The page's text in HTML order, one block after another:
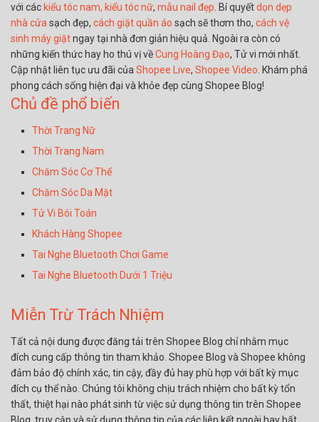
với các kiểu tóc nam, kiểu tóc nữ, mẫu nail đẹp . Bí quyếtdọn dẹp
nhà cửa sạch đẹp, cách giặt quần áo sạch sẽ thơm tho, cách vệ
sinh máy giặtngay tại nhà đơn giản hiệu quả. Ngoài ra còn có
những kiến thức hay ho thú vị vềCung Hoàng Đạo, Tử vi mới nhất.
Cập nhật liên tục ưu đãi của Shopee Live, Shopee Video . Khám phá
phong cách sống hiện đại và khỏe đẹp cùng Shopee Blog!
Chủ đề phổ biến
Thời Trang Nữ
Thời Trang Nam
Chăm Sóc Cơ Thể
Chăm Sóc Da Mặt
Tử Vi Bói Toán
Khách Hàng Shopee
Tai Nghe Bluetooth Chơi Game
Tai Nghe Bluetooth Dưới 1 Triệu
Miễn Trừ Trách Nhiệm
Tất cả nội dung được đăng tải trên Shopee Blog chỉ nhằm mục
đích cung cấp thông tin tham khảo. Shopee Blog và Shopee không
đảm bảo độ chính xác, tin cậy, đầy đủ hay phù hợp với bất kỳ mục
đích cụ thể nào. Chúng tôi không chịu trách nhiệm cho bất kỳ tổn
thất, thiệt hại nào phát sinh từ việc sử dụng thông tin trên Shopee